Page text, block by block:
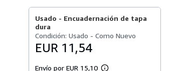
Usado - Encuadernación de tapa
dura
Condición: Usado - Como Nuevo
EUR 11,54
Envío por EUR 15,10